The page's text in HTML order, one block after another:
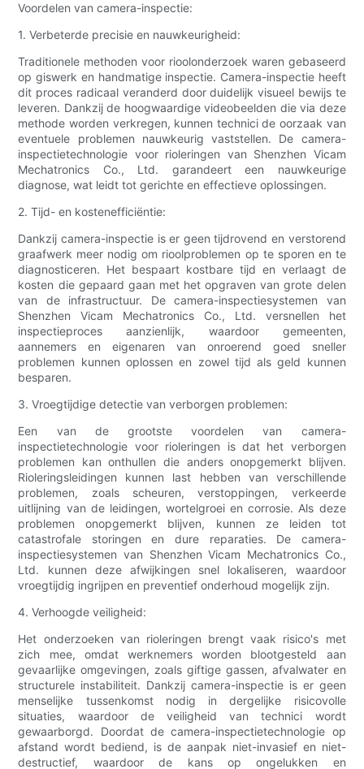
Voordelen van camera-inspectie:
1. Verbeterde precisie en nauwkeurigheid:
Traditionele methoden voor rioolonderzoek waren gebaseerd
op giswerk en handmatige inspectie. Camera-inspectie heeft
dit proces radicaal veranderd door duidelijk visueel bewijs te
leveren. Dankzij de hoogwaardige videobeelden die via deze
methode worden verkregen, kunnen technici de oorzaak van
eventuele problemen nauwkeurig vaststellen. De camera-
inspectietechnologie voor rioleringen van Shenzhen Vicam
Mechatronics Co., Ltd. garandeert een nauwkeurige
diagnose, wat leidt tot gerichte en effectieve oplossingen.
2. Tijd- en kostenefficiëntie:
Dankzij camera-inspectie is er geen tijdrovend en verstorend
graafwerk meer nodig om rioolproblemen op te sporen en te
diagnosticeren. Het bespaart kostbare tijd en verlaagt de
kosten die gepaard gaan met het opgraven van grote delen
van de infrastructuur. De camera-inspectiesystemen van
Shenzhen Vicam Mechatronics Co., Ltd. versnellen het
inspectieproces aanzienlijk, waardoor gemeenten,
aannemers en eigenaren van onroerend goed sneller
problemen kunnen oplossen en zowel tijd als geld kunnen
besparen.
3. Vroegtijdige detectie van verborgen problemen:
Een van de grootste voordelen van camera-
inspectietechnologie voor rioleringen is dat het verborgen
problemen kan onthullen die anders onopgemerkt blijven.
Rioleringsleidingen kunnen last hebben van verschillende
problemen, zoals scheuren, verstoppingen, verkeerde
uitlijning van de leidingen, wortelgroei en corrosie. Als deze
problemen onopgemerkt blijven, kunnen ze leiden tot
catastrofale storingen en dure reparaties. De camera-
inspectiesystemen van Shenzhen Vicam Mechatronics Co.,
Ltd. kunnen deze afwijkingen snel lokaliseren, waardoor
vroegtijdig ingrijpen en preventief onderhoud mogelijk zijn.
4. Verhoogde veiligheid:
Het onderzoeken van rioleringen brengt vaak risico's met
zich mee, omdat werknemers worden blootgesteld aan
gevaarlijke omgevingen, zoals giftige gassen, afvalwater en
structurele instabiliteit. Dankzij camera-inspectie is er geen
menselijke tussenkomst nodig in dergelijke risicovolle
situaties, waardoor de veiligheid van technici wordt
gewaarborgd. Doordat de camera-inspectietechnologie op
afstand wordt bediend, is de aanpak niet-invasief en niet-
destructief, waardoor de kans op ongelukken en